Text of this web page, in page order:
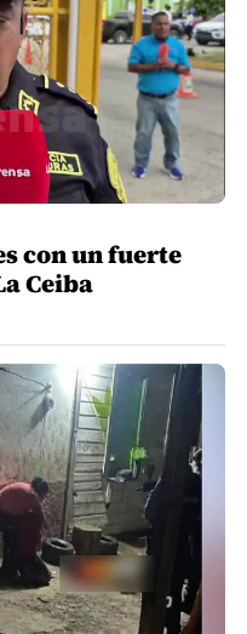
con un fuerte
Ceiba